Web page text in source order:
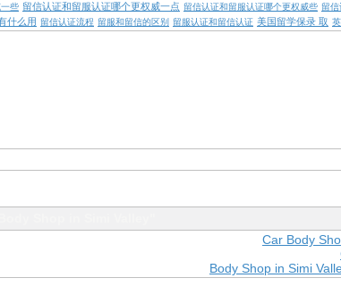
些 留信认证和留服认证哪个更权威一点 留信认证和留服认证哪个更权威些 留信
什么用 留信认证流程 留服和留信的区别 留服认证和留信认证 美国留学保录 取
Car Body
Body Shop in Simi